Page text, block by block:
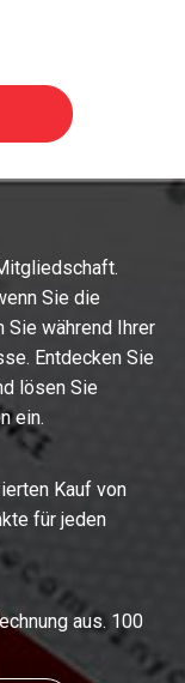
Sie die
Sie während Ihrer
Entdecken Sie
lösen Sie
ein.
Kauf von
für jeden
aus. 100